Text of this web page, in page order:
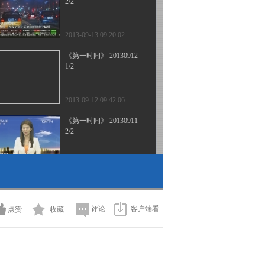
2013-09-13 09:20:02
《第一时间》 20130912
1/2
2013-09-12 09:42:06
《第一时间》 20130911
2/2
2013-09-10 09:44:04
点赞 收藏 评论 客户端看